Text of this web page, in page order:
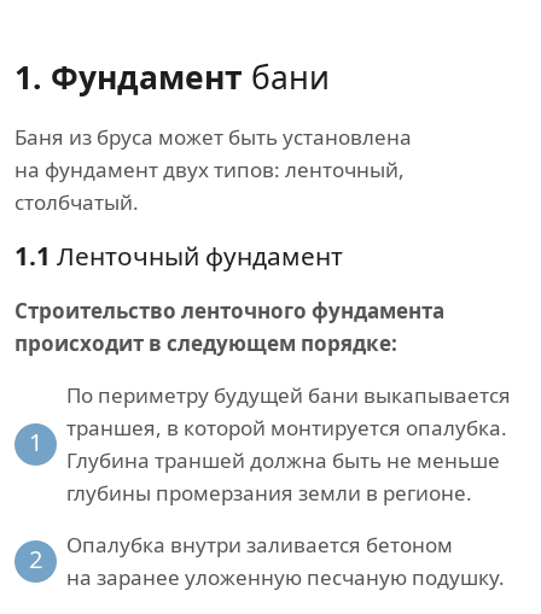
1. Фундамент бани
Баня из бруса может быть установлена
на фундамент двух типов: ленточный,
столбчатый.
1.1 Ленточный фундамент
Строительство ленточного фундамента
происходит в следующем порядке:
1
По периметру будущей бани выкапывается
траншея, в которой монтируется опалубка.
Глубина траншей должна быть не меньше
глубины промерзания земли в регионе.
2
Опалубка внутри заливается бетоном
на заранее уложенную песчаную подушку.